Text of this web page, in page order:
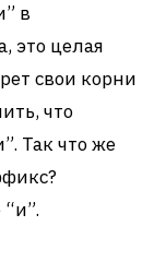
в
это целая
свои корни
что
Так что же